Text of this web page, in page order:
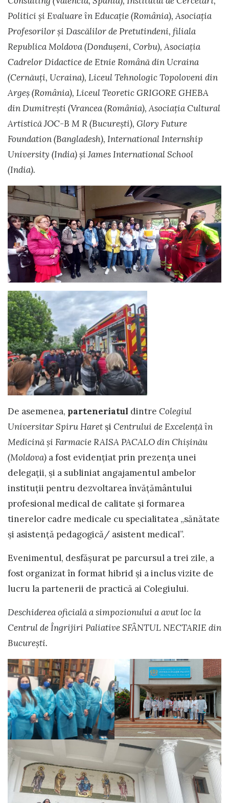
Politici și Evaluare în Educație (România), Asociația
Profesorilor și Dascălilor de Pretutindeni, filiala
Republica Moldova (Dondușeni, Corbu), Asociația
Cadrelor Didactice de Etnie Română din Ucraina
(Cernăuți, Ucraina), Liceul Tehnologic Topoloveni din
Argeș (România), Liceul Teoretic GRIGORE GHEBA
din Dumitrești (Vrancea (România), Asociația Cultural
Artistică JOC-B M R (București), Glory Future
Foundation (Bangladesh), International Internship
University (India) și James International School
(India).
De asemenea, parteneriatul dintre Colegiul
Universitar Spiru Haret şi Centrului de Excelență în
Medicină și Farmacie RAISA PACALO din Chișinău
(Moldova) a fost evidențiat prin prezenţa unei
delegaţii, şi a subliniat angajamentul ambelor
instituții pentru dezvoltarea învățământului
profesional medical de calitate și formarea
tinerelor cadre medicale cu specialitatea „sănătate
și asistență pedagogică/ asistent medical”.
Evenimentul, desfășurat pe parcursul a trei zile, a
fost organizat în format hibrid și a inclus vizite de
lucru la partenerii de practică ai Colegiului.
Deschiderea oficială a simpozionului a avut loc la
Centrul de Îngrijiri Paliative SFÂNTUL NECTARIE din
București.